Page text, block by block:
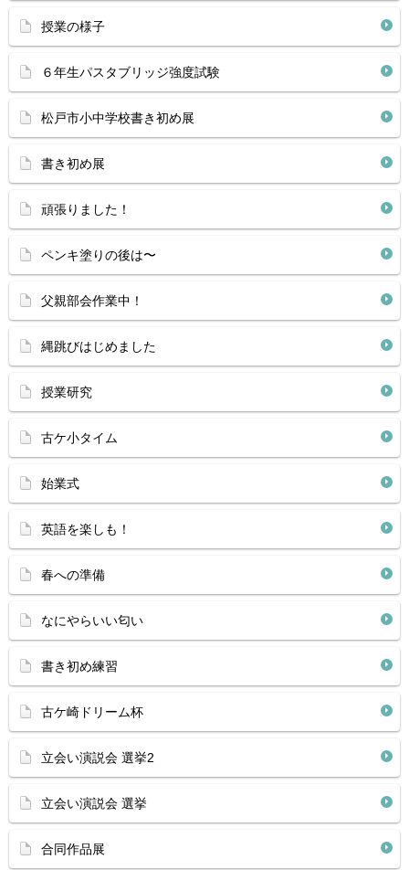
授業の様子
６年生パスタブリッジ強度試験
松戸市小中学校書き初め展
書き初め展
頑張りました！
ペンキ塗りの後は〜
父親部会作業中！
縄跳びはじめました
授業研究
古ケ小タイム
始業式
英語を楽しも！
春への準備
なにやらいい匂い
書き初め練習
古ケ崎ドリーム杯
立会い演説会 選挙2
立会い演説会 選挙
合同作品展